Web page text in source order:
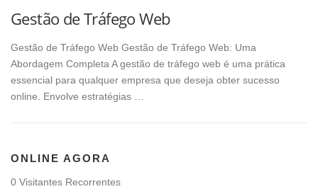
Gestão de Tráfego Web
Gestão de Tráfego Web Gestão de Tráfego Web: Uma
Abordagem Completa A gestão de tráfego web é uma prática
essencial para qualquer empresa que deseja obter sucesso
online. Envolve estratégias …
ONLINE AGORA
0 Visitantes Recorrentes